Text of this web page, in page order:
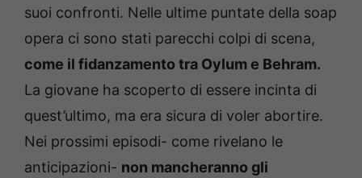
suoi confronti. Nelle ultime puntate della soap
opera ci sono stati parecchi colpi di scena,
come il fidanzamento tra Oylum e Behram.
La giovane ha scoperto di essere incinta di
quest’ultimo, ma era sicura di voler abortire.
Nei prossimi episodi- come rivelano le
anticipazioni- non mancheranno gli